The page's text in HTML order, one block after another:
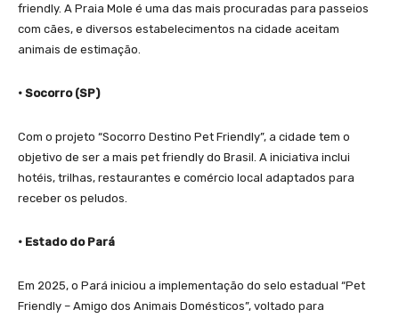
friendly. A Praia Mole é uma das mais procuradas para passeios
com cães, e diversos estabelecimentos na cidade aceitam
animais de estimação.
• Socorro (SP)
Com o projeto “Socorro Destino Pet Friendly”, a cidade tem o
objetivo de ser a mais pet friendly do Brasil. A iniciativa inclui
hotéis, trilhas, restaurantes e comércio local adaptados para
receber os peludos.
• Estado do Pará
Em 2025, o Pará iniciou a implementação do selo estadual “Pet
Friendly – Amigo dos Animais Domésticos”, voltado para